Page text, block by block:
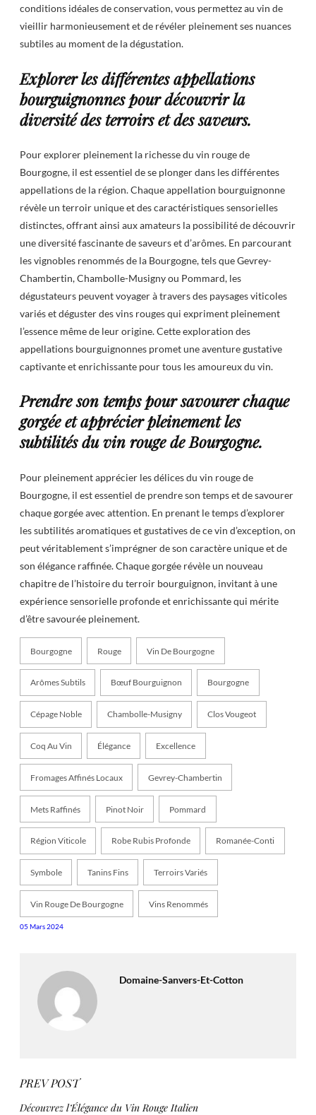
conditions idéales de conservation, vous permettez au vin de
vieillir harmonieusement et de révéler pleinement ses nuances
subtiles au moment de la dégustation.
Explorer les différentes appellations
bourguignonnes pour découvrir la
diversité des terroirs et des saveurs.
Pour explorer pleinement la richesse du vin rouge de
Bourgogne, il est essentiel de se plonger dans les différentes
appellations de la région. Chaque appellation bourguignonne
révèle un terroir unique et des caractéristiques sensorielles
distinctes, offrant ainsi aux amateurs la possibilité de découvrir
une diversité fascinante de saveurs et d’arômes. En parcourant
les vignobles renommés de la Bourgogne, tels que Gevrey-
Chambertin, Chambolle-Musigny ou Pommard, les
dégustateurs peuvent voyager à travers des paysages viticoles
variés et déguster des vins rouges qui expriment pleinement
l’essence même de leur origine. Cette exploration des
appellations bourguignonnes promet une aventure gustative
captivante et enrichissante pour tous les amoureux du vin.
Prendre son temps pour savourer chaque
gorgée et apprécier pleinement les
subtilités du vin rouge de Bourgogne.
Pour pleinement apprécier les délices du vin rouge de
Bourgogne, il est essentiel de prendre son temps et de savourer
chaque gorgée avec attention. En prenant le temps d’explorer
les subtilités aromatiques et gustatives de ce vin d’exception, on
peut véritablement s’imprégner de son caractère unique et de
son élégance raffinée. Chaque gorgée révèle un nouveau
chapitre de l’histoire du terroir bourguignon, invitant à une
expérience sensorielle profonde et enrichissante qui mérite
d’être savourée pleinement.
Bourgogne Rouge Vin De Bourgogne
Arômes Subtils Bœuf Bourguignon Bourgogne
Cépage Noble Chambolle-Musigny Clos Vougeot
Coq Au Vin Élégance Excellence
Fromages Affinés Locaux Gevrey-Chambertin
Mets Raffinés Pinot Noir Pommard
Région Viticole Robe Rubis Profonde Romanée-Conti
Symbole Tanins Fins Terroirs Variés
Vin Rouge De Bourgogne Vins Renommés
05 Mars 2024
Domaine-Sanvers-Et-Cotton
PREV POST
Découvrez l’Élégance du Vin Rouge Italien